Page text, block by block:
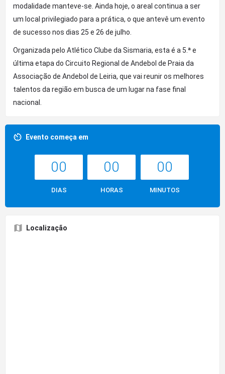
modalidade manteve-se. Ainda hoje, o areal continua a ser
um local privilegiado para a prática, o que antevê um evento
de sucesso nos dias 25 e 26 de julho.
Organizada pelo Atlético Clube da Sismaria, esta é a 5.ª e
última etapa do Circuito Regional de Andebol de Praia da
Associação de Andebol de Leiria, que vai reunir os melhores
talentos da região em busca de um lugar na fase final
nacional.
Evento começa em
00
DIAS
00
HORAS
00
MINUTOS
Localização